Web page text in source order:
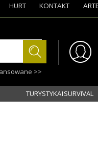
>>
HURT KONTAKT
TURYSTYKA I SURVIVAL